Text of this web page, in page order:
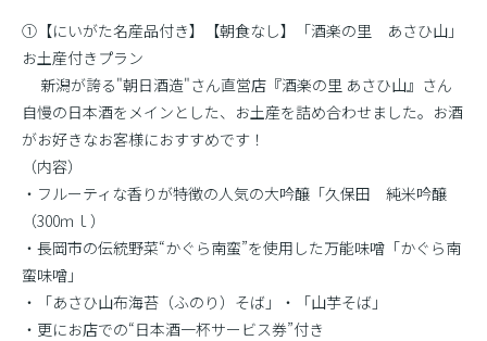
①【にいがた名産品付き】【朝食なし】「酒楽の里 あさひ山」
お土産付きプラン
新潟が誇る"朝日酒造"さん直営店『酒楽の里 あさひ山』さん
自慢の日本酒をメインとした、お土産を詰め合わせました。お酒
がお好きなお客様におすすめです！
（内容）
・フルーティな香りが特徴の人気の大吟醸「久保田 純米吟醸
（300ｍｌ）
・長岡市の伝統野菜“かぐら南蛮”を使用した万能味噌「かぐら南
蛮味噌」
・「あさひ山布海苔（ふのり）そば」・「山芋そば」
・更にお店での“日本酒一杯サービス券”付き